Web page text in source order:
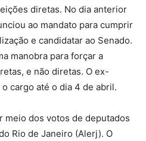
diretas. No dia anterior
ao mandato para cumprir
e candidatar ao Senado.
manobra para forçar a
e não diretas. O ex-
cargo até o dia 4 de abril.
dos votos de deputados
Rio de Janeiro (Alerj). O